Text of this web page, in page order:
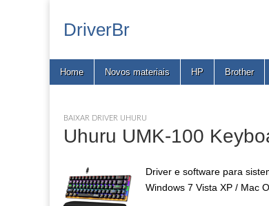
DriverBr
Main
Skip
Home Novos materiais HP Brother
BAIXAR DRIVER UHURU
Uhuru UMK-100
Driver e software para
Windows 7 Vista XP / Mac